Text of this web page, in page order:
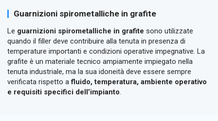
Guarnizioni spirometalliche in grafite
Le guarnizioni spirometalliche in grafite sono utilizzate
quando il filler deve contribuire alla tenuta in presenza di
temperature importanti e condizioni operative impegnative. La
grafite è un materiale tecnico ampiamente impiegato nella
tenuta industriale, ma la sua idoneità deve essere sempre
verificata rispetto afluido, temperatura, ambiente operativo
e requisiti specifici dell’impianto.